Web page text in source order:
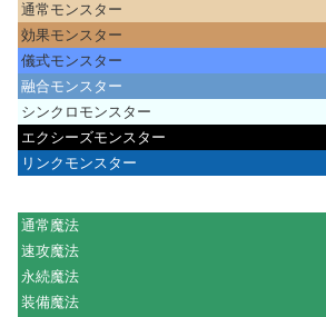
通常モンスター
効果モンスター
儀式モンスター
融合モンスター
シンクロモンスター
エクシーズモンスター
リンクモンスター
通常魔法
速攻魔法
永続魔法
装備魔法